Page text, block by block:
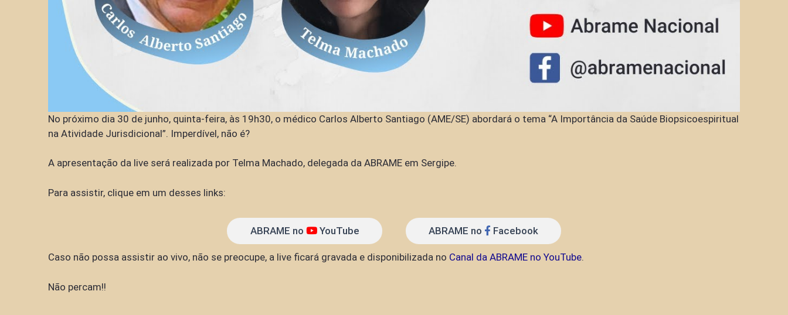
No próximo dia 30 de junho, quinta-feira, às 19h30, o médico Carlos Alberto Santiago (AME/SE) abordará o tema “A Importância da Saúde Biopsicoespiritual
na Atividade Jurisdicional”. Imperdível, não é?
A apresentação da live será realizada por Telma Machado, delegada da ABRAME em Sergipe.
Para assistir, clique em um desses links:
ABRAME no YouTube ABRAME no Facebook
Caso não possa assistir ao vivo, não se preocupe, a live ficará gravada e disponibilizada no Canal da ABRAME no YouTube.
Não percam!!